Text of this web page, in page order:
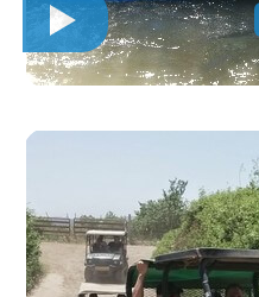
שייט קיאקים על נהר